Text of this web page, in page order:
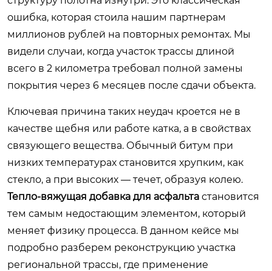
ошибка, которая стоила нашим партнерам
миллионов рублей на повторных ремонтах. Мы
видели случаи, когда участок трассы длиной
всего в 2 километра требовал полной замены
покрытия через 6 месяцев после сдачи объекта.
Ключевая причина таких неудач кроется не в
качестве щебня или работе катка, а в свойствах
связующего вещества. Обычный битум при
низких температурах становится хрупким, как
стекло, а при высоких — течет, образуя колею.
Тепло-вяжущая добавка для асфальта становится
тем самым недостающим элементом, который
меняет физику процесса. В данном кейсе мы
подробно разберем реконструкцию участка
региональной трассы, где применение